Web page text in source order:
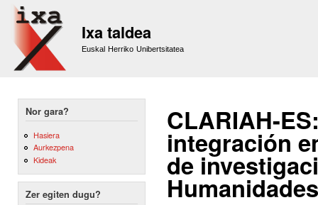
Ixa taldea
Euskal Herriko Unibertsitatea
Nor gara?
Hasiera
Aurkezpena
Kideak
Zer egiten dugu?
CLARIAH-
integración
de